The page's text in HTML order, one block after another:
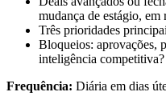
mudança de estágio, em
Três prioridades
Bloqueios: aprovações,
inteligência competitiva?
Frequência: Diária em dias